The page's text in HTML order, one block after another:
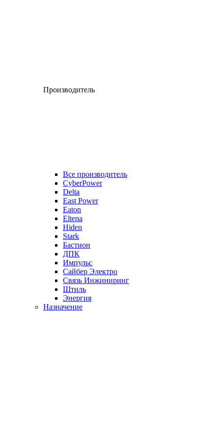
Производитель
Все производитель
CyberPower
Delta
East Power
Eaton
Eltena
Hiden
Stark
Бастион
ДПК
Импульс
Сайбер Электро
Связь Инжиниринг
Штиль
Энергия
Назначение